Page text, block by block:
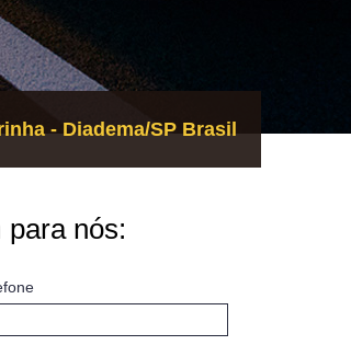
- Diadema/SP Brasil
nós: